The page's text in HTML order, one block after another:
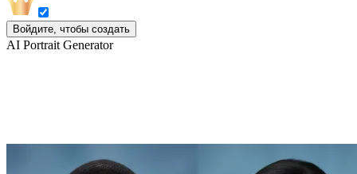
Войдите, чтобы создать
AI Portrait Generator